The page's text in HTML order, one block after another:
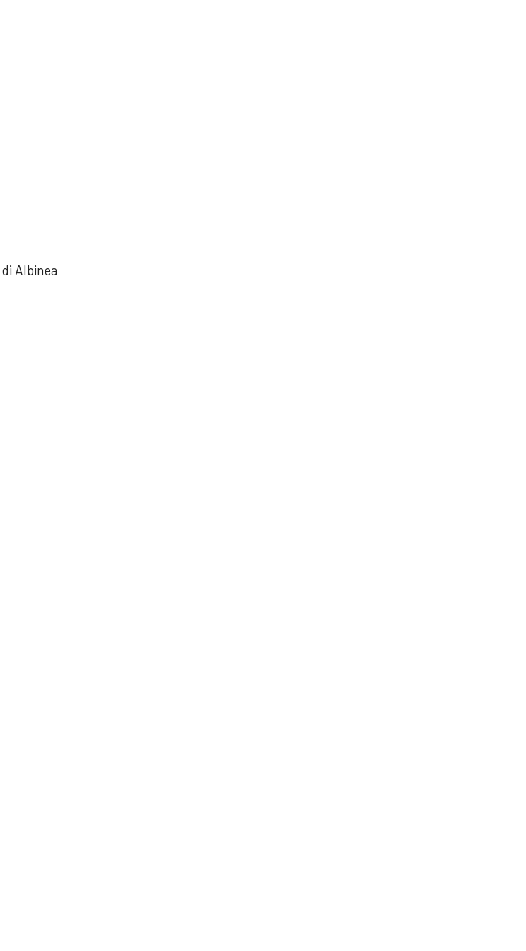
Albinea